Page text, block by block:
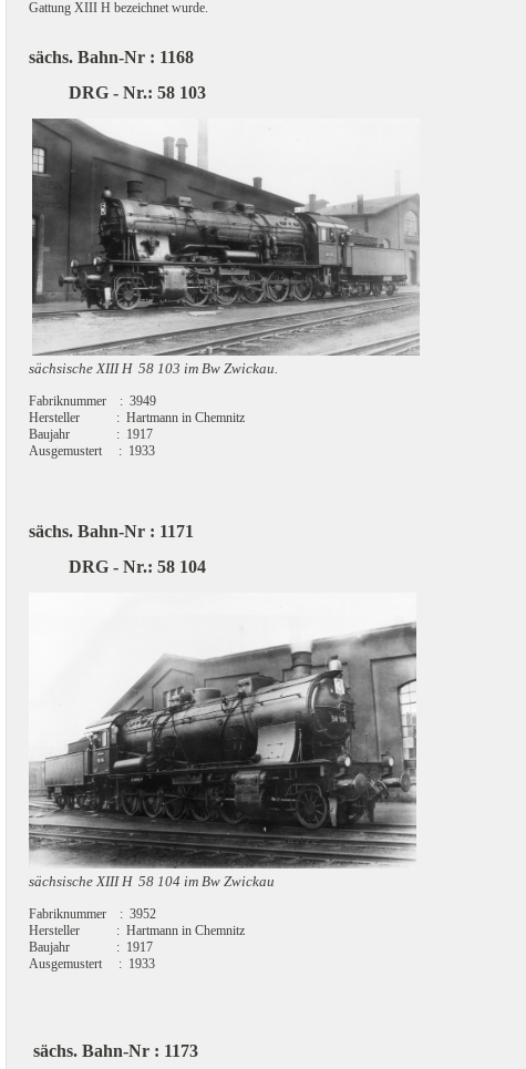
Gattung XIII H bezeichnet wurde.
sächs. Bahn-Nr : 1168
DRG - Nr.: 58 103
sächsische XIII H 58 103 im Bw Zwickau.
Fabriknummer : 3949
Hersteller : Hartmann in Chemnitz
Baujahr : 1917
Ausgemustert : 1933
sächs. Bahn-Nr : 1171
DRG - Nr.: 58 104
sächsische XIII H 58 104 im Bw Zwickau
Fabriknummer : 3952
Hersteller : Hartmann in Chemnitz
Baujahr : 1917
Ausgemustert : 1933
sächs. Bahn-Nr : 1173